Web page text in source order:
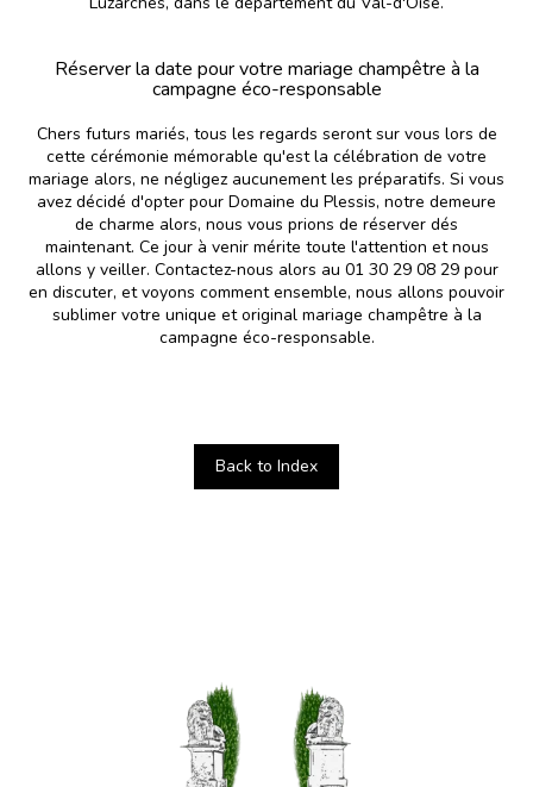
Réserver la date pour votre mariage champêtre à la
campagne éco-responsable
Chers futurs mariés, tous les regards seront sur vous lors de
cette cérémonie mémorable qu'est la célébration de votre
mariage alors, ne négligez aucunement les préparatifs. Si vous
avez décidé d'opter pour Domaine du Plessis, notre demeure
de charme alors, nous vous prions de réserver dés
maintenant. Ce jour à venir mérite toute l'attention et nous
allons y veiller. Contactez-nous alors au 01 30 29 08 29 pour
en discuter, et voyons comment ensemble, nous allons pouvoir
sublimer votre unique et original mariage champêtre à la
campagne éco-responsable.
Back to Index